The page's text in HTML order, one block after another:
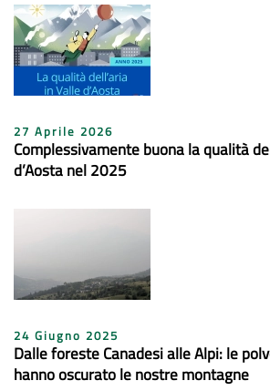
27 Aprile 2026
Complessivamente buona la qualità
d’Aosta nel 2025
24 Giugno 2025
Dalle foreste Canadesi alle Alpi: le
hanno oscurato le nostre montagne